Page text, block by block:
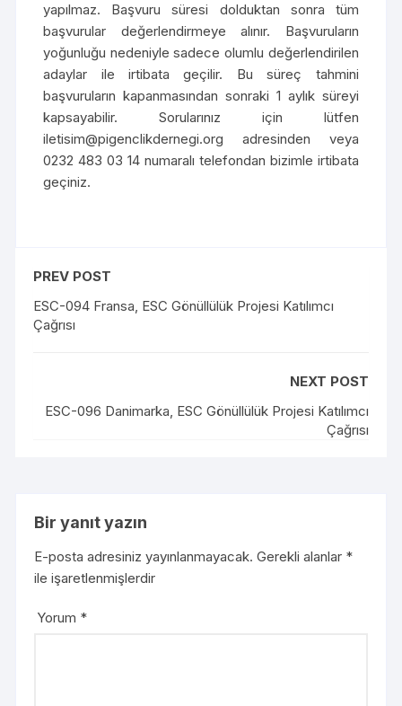
yapılmaz. Başvuru süresi dolduktan sonra tüm
başvurular değerlendirmeye alınır. Başvuruların
yoğunluğu nedeniyle sadece olumlu değerlendirilen
adaylar ile irtibata geçilir. Bu süreç tahmini
başvuruların kapanmasından sonraki 1 aylık süreyi
kapsayabilir. Sorularınız için lütfen
iletisim@pigenclikdernegi.org adresinden veya
0232 483 03 14 numaralı telefondan bizimle irtibata
geçiniz.
PREV POST
ESC-094 Fransa, ESC Gönüllülük Projesi Katılımcı
Çağrısı
NEXT POST
ESC-096 Danimarka, ESC Gönüllülük Projesi Katılımcı
Çağrısı
Bir yanıt yazın
E-posta adresiniz yayınlanmayacak. Gerekli alanlar *
ile işaretlenmişlerdir
Yorum *